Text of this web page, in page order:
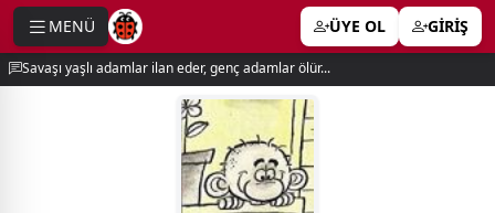
MENÜ ÜYE OL GİRİŞ
Savaşı yaşlı adamlar ilan eder, genç adamlar ölür...
menu